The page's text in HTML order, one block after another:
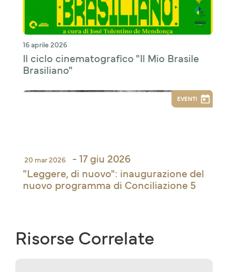
16 aprile 2026
Il ciclo cinematografico "Il Mio Brasile
Brasiliano"
EVENTI
20 mar 2026
- 17 giu 2026
"Leggere, di nuovo": inaugurazione del
nuovo programma di Conciliazione 5
Risorse Correlate